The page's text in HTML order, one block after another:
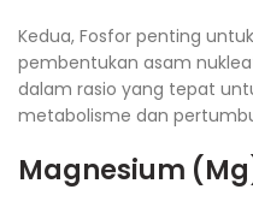
Kedua, Fosfor penting
pembentukan asam
dalam rasio yang tepat
metabolisme dan
Magnesium